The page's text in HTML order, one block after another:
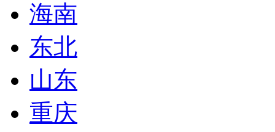
海南
东北
山东
重庆